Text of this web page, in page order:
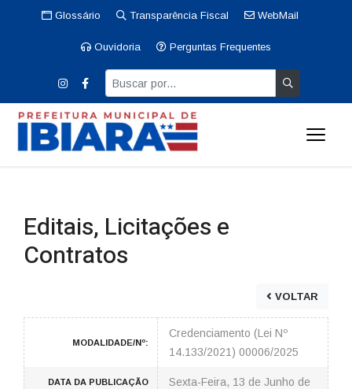
Glossário Transparência Fiscal WebMail
Ouvidoria Perguntas Frequentes
Editais, Licitações e
Contratos
VOLTAR
MODALIDADE/Nº:
Credenciamento (Lei Nº
14.133/2021) 00006/2025
DATA DA PUBLICAÇÃO
Sexta-Feira, 13 de Junho de